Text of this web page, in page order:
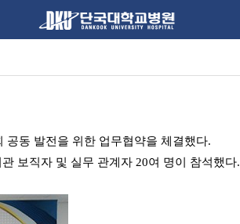
공동 발전을 위한 업무협약을 체결했다.
보직자 및 실무 관계자 20여 명이 참석했다.